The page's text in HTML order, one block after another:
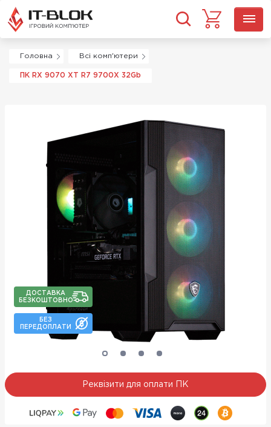
Головна Всі комп'ютери
ПК RX 9070 XT R7 9700X 32Gb
ДОСТАВКА
БЕЗКОШТОВНО
БЕЗ
ПЕРЕДОПЛАТИ
Реквізити для оплати ПК